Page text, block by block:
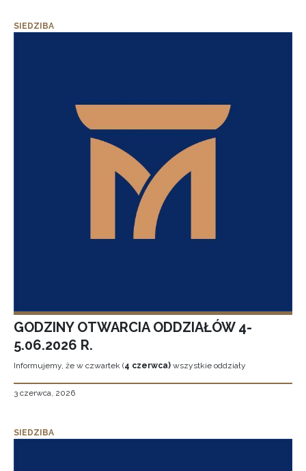
SIEDZIBA
GODZINY OTWARCIA ODDZIAŁÓW 4-
5.06.2026 R.
Informujemy, że w czwartek (4 czerwca) wszystkie oddziały
3 czerwca, 2026
SIEDZIBA